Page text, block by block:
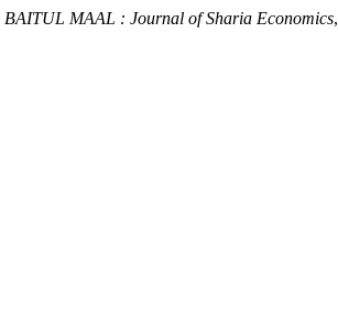
BAITUL MAAL : Journal of Sharia Economics,